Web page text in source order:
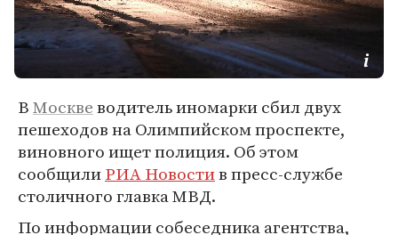
ВМосквеводитель иномарки сбил двух
пешеходов на Олимпийском проспекте,
виновного ищет полиция. Об этом
сообщилиРИА Новостив пресс-службе
столичного главка МВД.
По информации собеседника агентства,